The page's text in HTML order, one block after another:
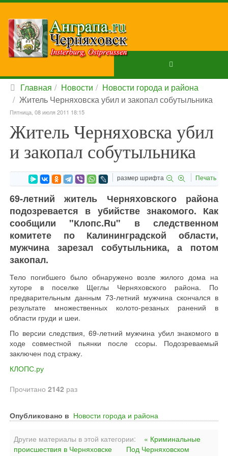
Главная Новости
Новости города и района
Житель Черняховска убил и закопал собутыльника
Пятница, 08 июля 2011 18:15
Житель Черняховска убил
и закопал собутыльника
размер шрифта Печать
69-летний житель Черняховского района
подозревается в убийстве знакомого. Как
сообщили "Клопс.Ru" в следственном
комитете по Калининградской области,
мужчина зарезал собутыльника, а потом
закопал.
Тело погибшего было обнаружено возле жилого дома на
хуторе в поселке Щеглы Черняховского района. По
предварительным данным 73-летний мужчина скончался в
результате множественных колото-резаных ранений в
области груди и шеи.
По версии следствия, 69-летний мужчина убил знакомого в
ходе совместной пьянки после ссоры. Подозреваемый
заключен под стражу.
КЛОПС.ру
Прочитано 2142 раз
Опубликовано в Новости города и района
Другие материалы в этой категории:
« Криминальные
происшествия в Черняховске
Под Черняховском